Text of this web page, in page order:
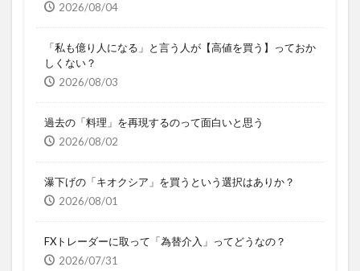
2026/08/04
「私も億り人になる」と言う人が【高値を買う】っておか
しくない？
2026/08/03
過去の「料理」を再現するのって面白いと思う
2026/08/02
瀑下げの「キオクシア」を買うという選択はありか？
2026/08/01
FXトレーダーに取って「為替介入」ってどうなの？
2026/07/31